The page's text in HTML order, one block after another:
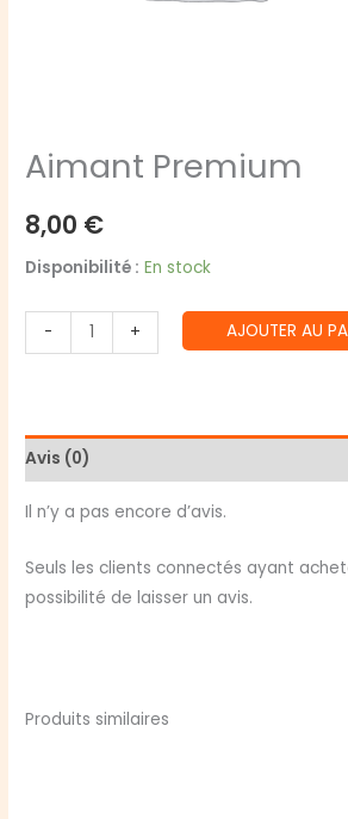
Aimant Premium
8,00 €
Disponibilité : En stock
-
quantité
de
+ AJOUTER AU
Avis (0)
Il n’y a pas encore d’avis.
Seuls les clients connectés ayant
possibilité de laisser un avis.
Produits similaires